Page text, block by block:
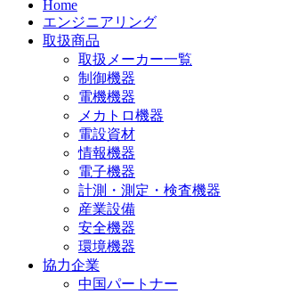
Home
エンジニアリング
取扱商品
取扱メーカー一覧
制御機器
電機機器
メカトロ機器
電設資材
情報機器
電子機器
計測・測定・検査機器
産業設備
安全機器
環境機器
協力企業
中国パートナー